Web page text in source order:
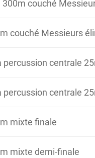
couché Messieurs
couché Messieurs
centrale 25m
centrale 25m
mixte finale
mixte demi-finale